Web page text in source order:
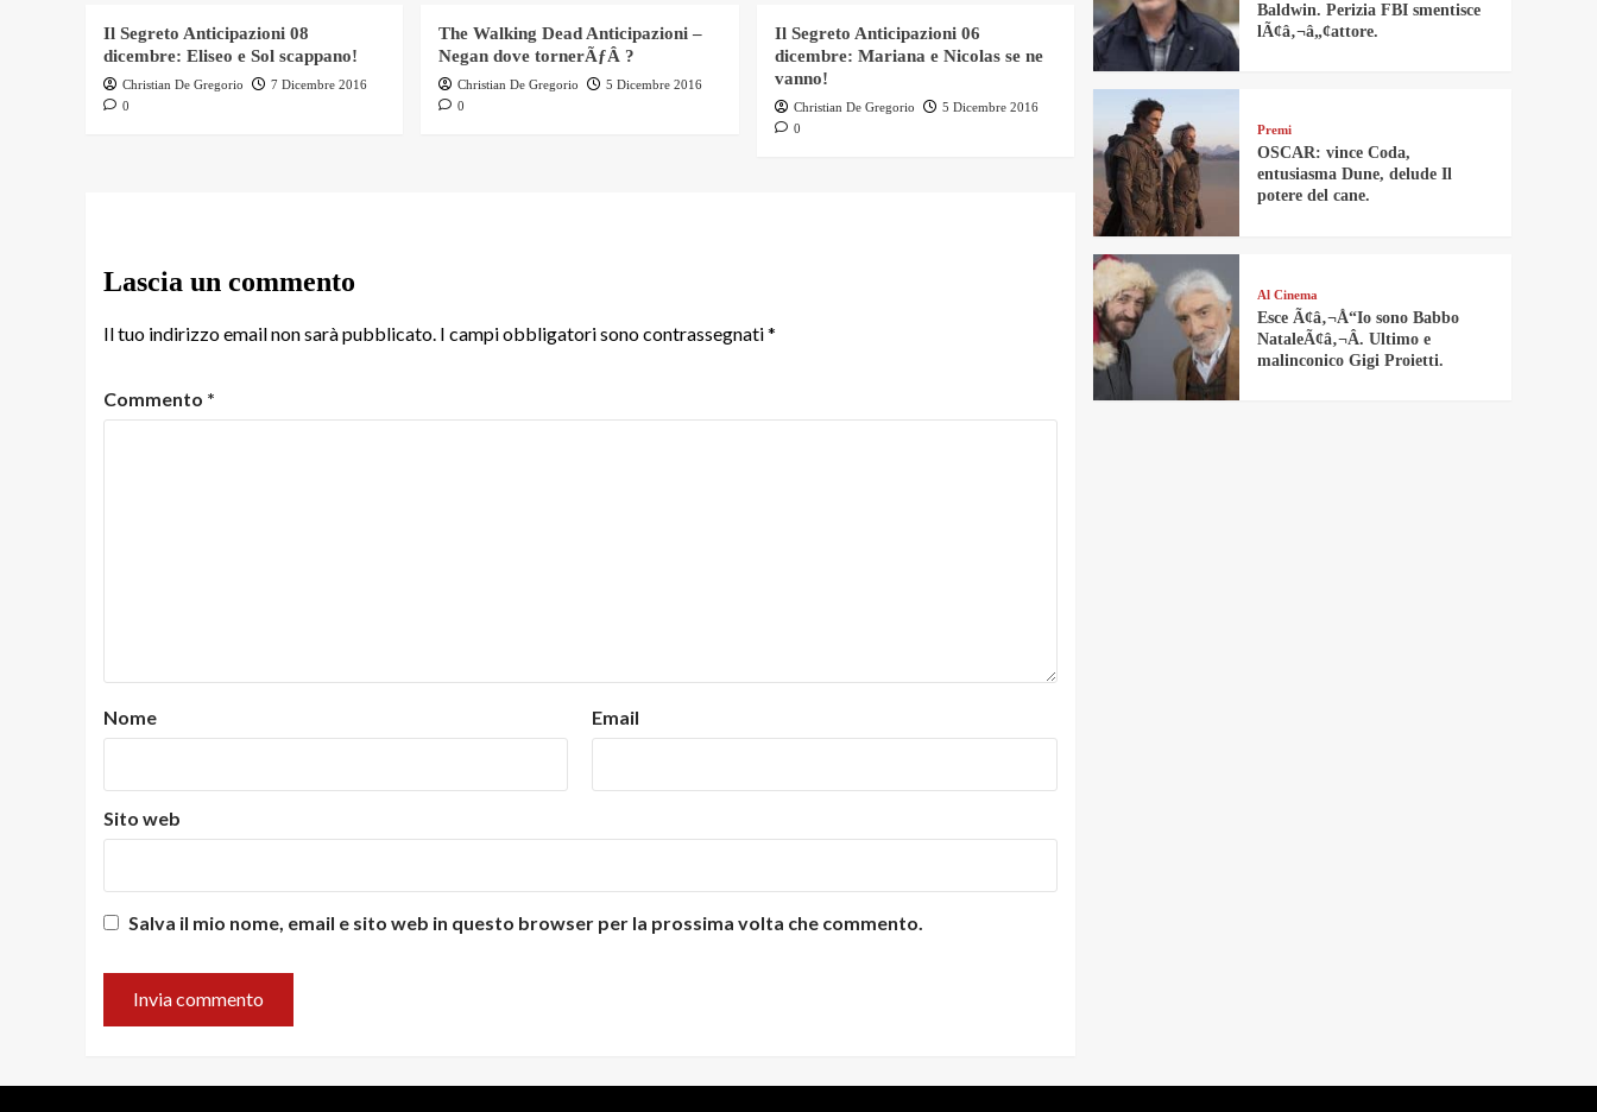
Il Segreto Anticipazioni 08
dicembre: Eliseo e Sol scappano!
Christian De Gregorio
7 Dicembre 2016
0
The Walking Dead Anticipazioni –
Negan dove tornerÃƒÂ ?
Christian De Gregorio
5 Dicembre 2016
0
Il Segreto Anticipazioni 06
dicembre: Mariana e Nicolas se ne
vanno!
Christian De Gregorio
5 Dicembre 2016
0
Lascia un commento
Il tuo indirizzo email non sarà pubblicato. I campi obbligatori sono contrassegnati*
Commento *
Nome Email
Sito web
Salva il mio nome, email e sito web in questo browser per la prossima volta che commento.
Baldwin. Perizia FBI smentisce
lÃ¢â‚¬â„¢attore.
Premi
OSCAR: vince Coda,
entusiasma Dune, delude Il
potere del cane.
Al Cinema
Esce Ã¢â‚¬Å“Io sono Babbo
NataleÃ¢â‚¬Â. Ultimo e
malinconico Gigi Proietti.